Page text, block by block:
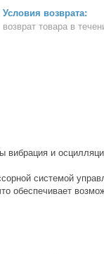
возврат товара в
вибрация и
системой
обеспечивает